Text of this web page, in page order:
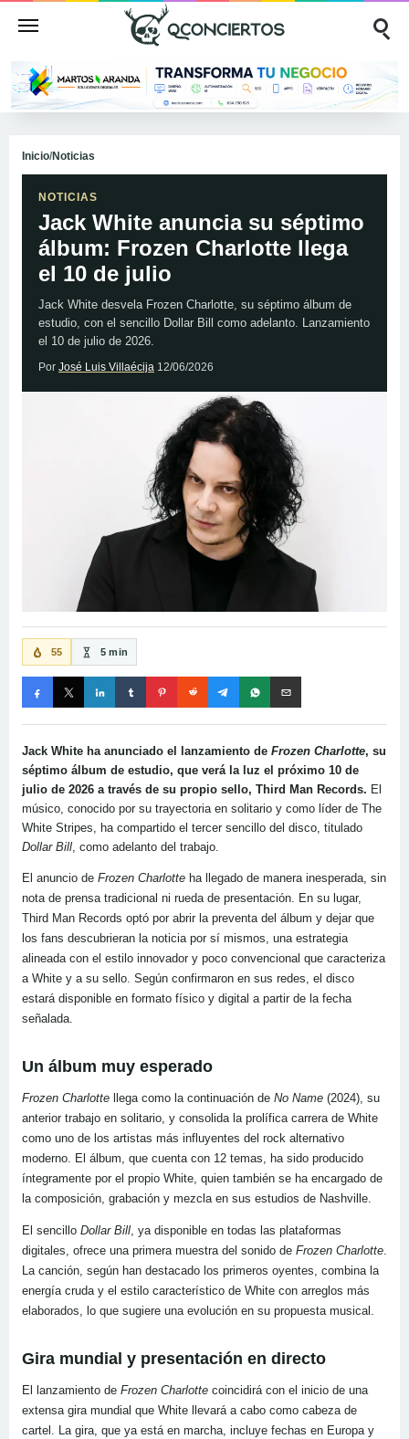
Inicio/Noticias
NOTICIAS
Jack White anuncia su séptimo
álbum: Frozen Charlotte llega
el 10 de julio
Jack White desvela Frozen Charlotte, su séptimo álbum de
estudio, con el sencillo Dollar Bill como adelanto. Lanzamiento
el 10 de julio de 2026.
Por José Luis Villaécija 12/06/2026
55 5 min
Jack White ha anunciado el lanzamiento de Frozen Charlotte, su
séptimo álbum de estudio, que verá la luz el próximo 10 de
julio de 2026 a través de su propio sello, Third Man Records. El
músico, conocido por su trayectoria en solitario y como líder de The
White Stripes, ha compartido el tercer sencillo del disco, titulado
Dollar Bill, como adelanto del trabajo.
El anuncio de Frozen Charlotte ha llegado de manera inesperada, sin
nota de prensa tradicional ni rueda de presentación. En su lugar,
Third Man Records optó por abrir la preventa del álbum y dejar que
los fans descubrieran la noticia por sí mismos, una estrategia
alineada con el estilo innovador y poco convencional que caracteriza
a White y a su sello. Según confirmaron en sus redes, el disco
estará disponible en formato físico y digital a partir de la fecha
señalada.
Un álbum muy esperado
Frozen Charlotte llega como la continuación de No Name (2024), su
anterior trabajo en solitario, y consolida la prolífica carrera de White
como uno de los artistas más influyentes del rock alternativo
moderno. El álbum, que cuenta con 12 temas, ha sido producido
íntegramente por el propio White, quien también se ha encargado de
la composición, grabación y mezcla en sus estudios de Nashville.
El sencillo Dollar Bill, ya disponible en todas las plataformas
digitales, ofrece una primera muestra del sonido de Frozen Charlotte.
La canción, según han destacado los primeros oyentes, combina la
energía cruda y el estilo característico de White con arreglos más
elaborados, lo que sugiere una evolución en su propuesta musical.
Gira mundial y presentación en directo
El lanzamiento de Frozen Charlotte coincidirá con el inicio de una
extensa gira mundial que White llevará a cabo como cabeza de
cartel. La gira, que ya está en marcha, incluye fechas en Europa y